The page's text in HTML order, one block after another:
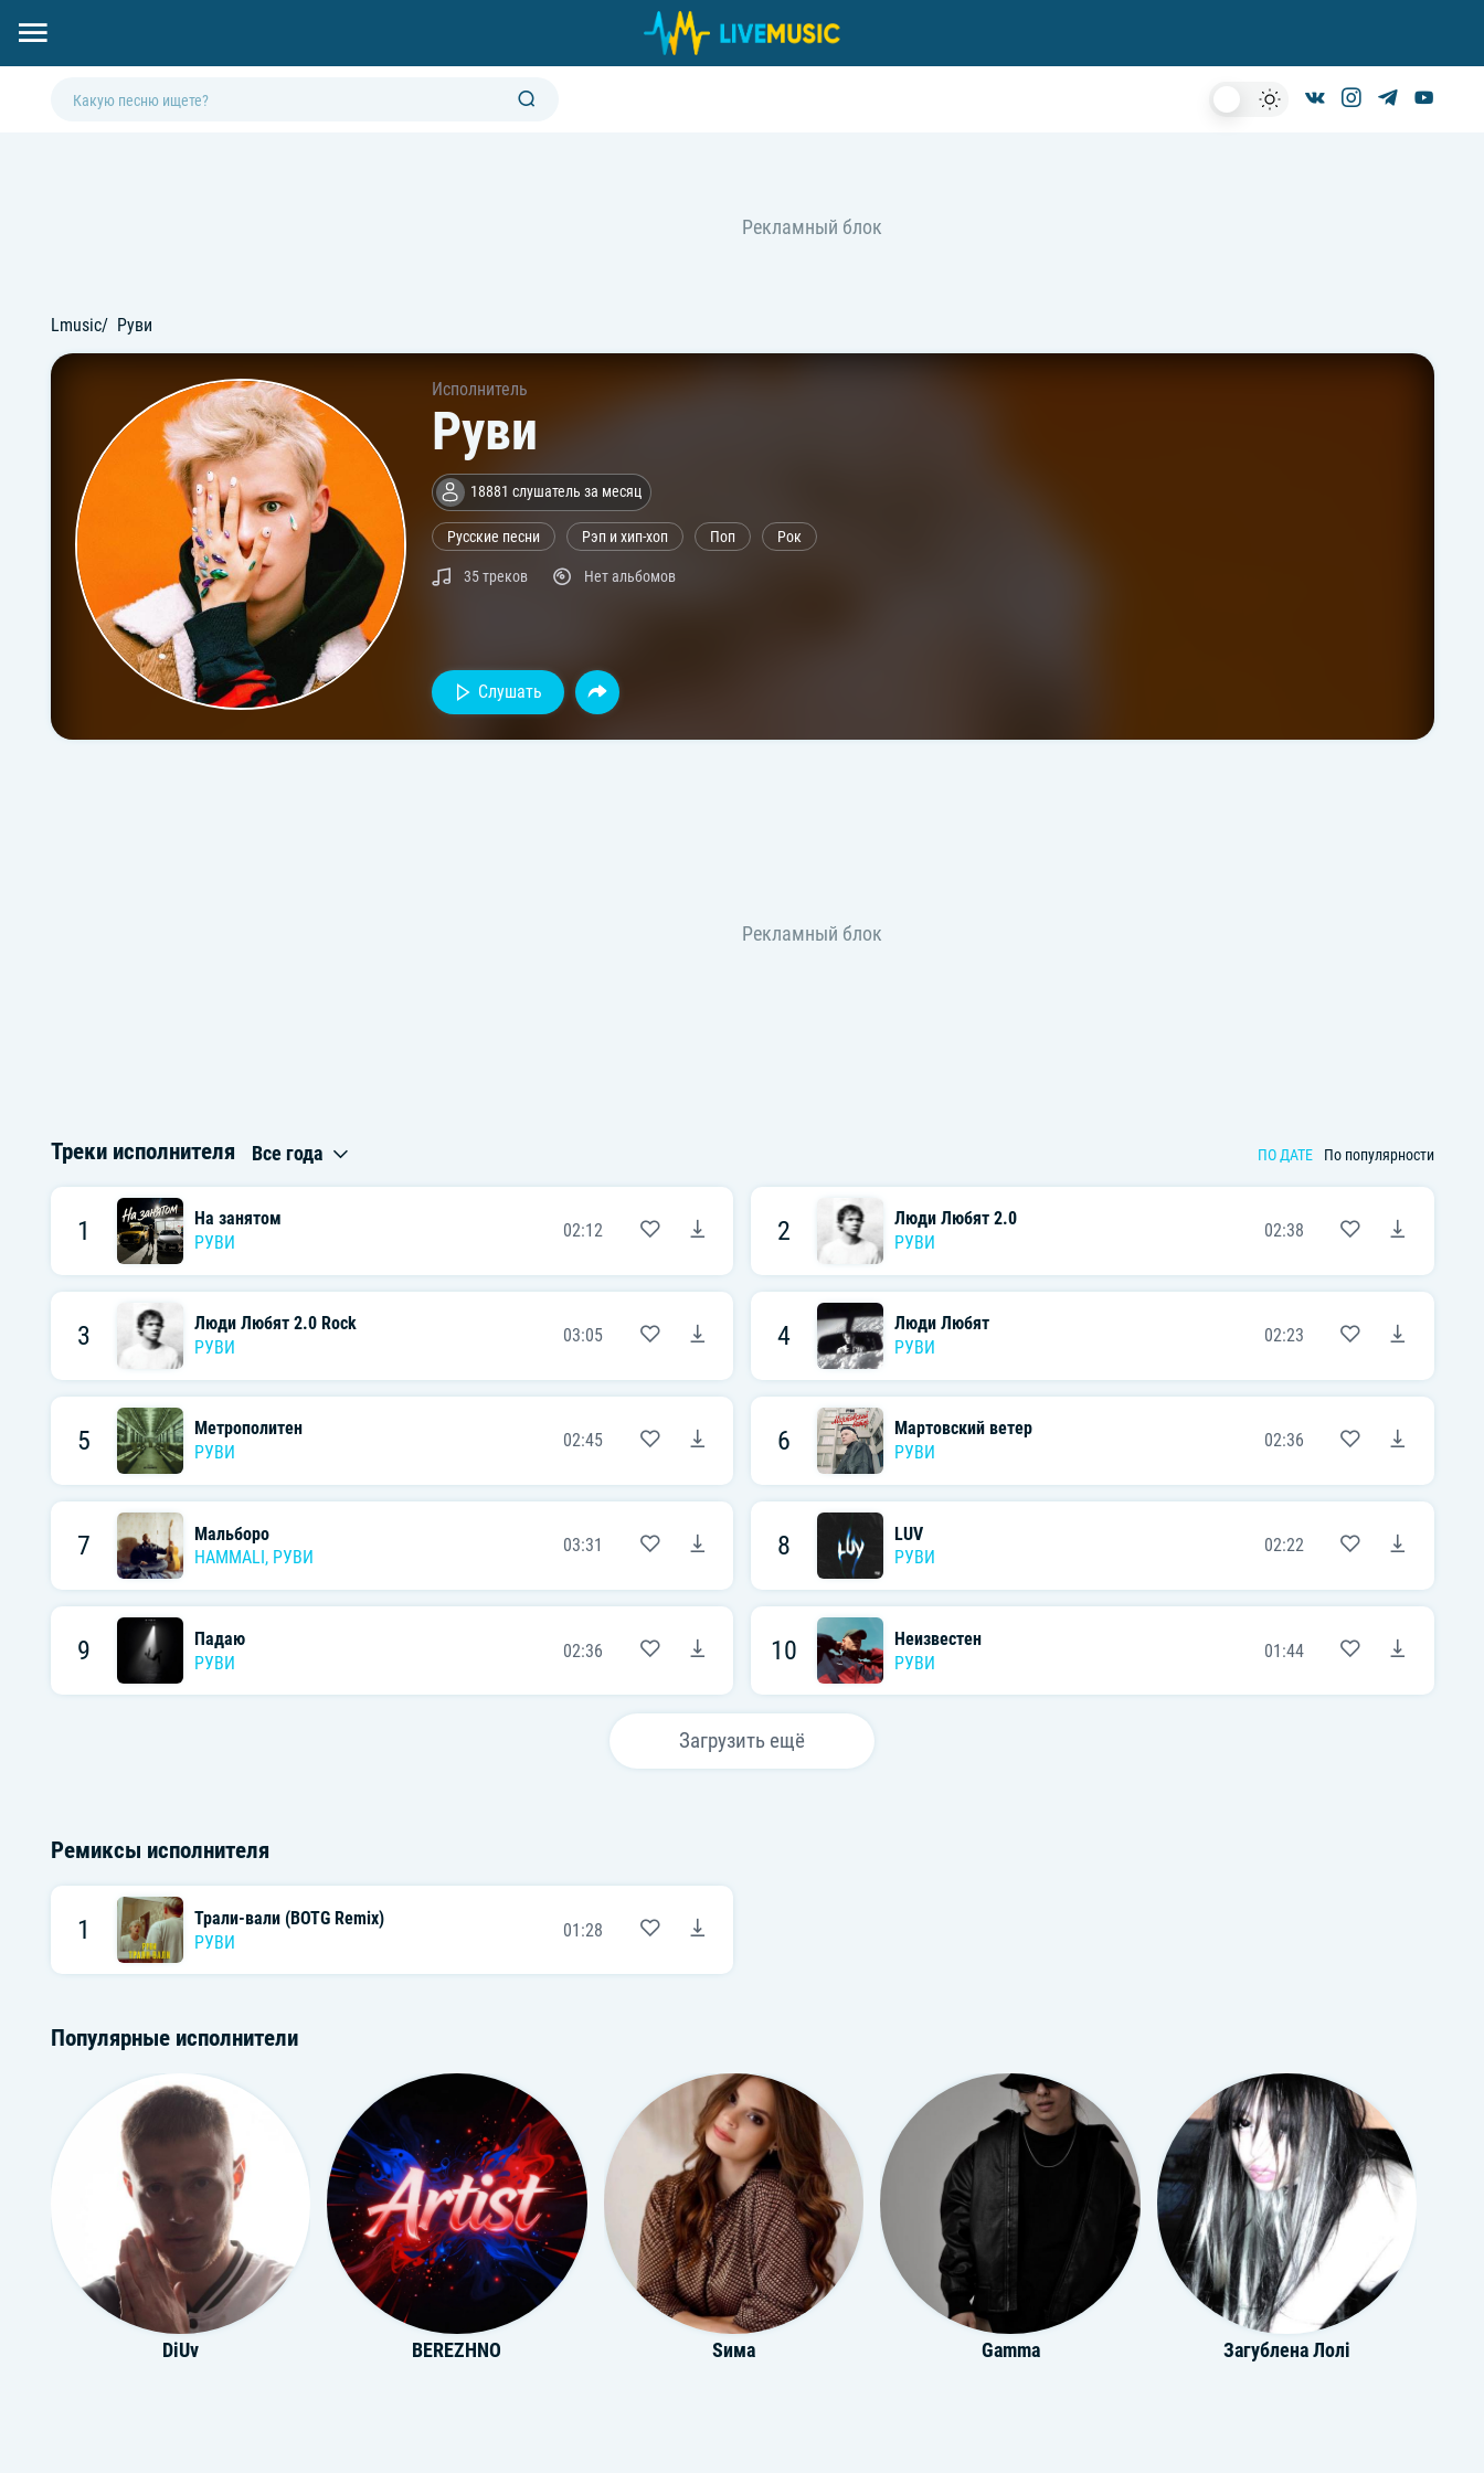
Lmusic Руви
Исполнитель
Руви
18881 слушатель за месяц
Русские песни Рэп и хип-хоп Поп Рок
35 треков Нет альбомов
Слушать
Треки исполнителя Все года ПО ДАТЕ По популярности
1
На занятом
РУВИ
02:12 2
Люди Любят 2.0
РУВИ
02:38
3
Люди Любят 2.0 Rock
РУВИ
03:05 4
Люди Любят
РУВИ
02:23
5
Метрополитен
РУВИ
02:45 6
Мартовский ветер
РУВИ
02:36
7
Мальборо
HAMMALI , РУВИ
03:31 8
LUV
РУВИ
02:22
9
Падаю
РУВИ
02:36 10
Неизвестен
РУВИ
01:44
Загрузить ещё
Ремиксы исполнителя
1
Трали-вали (BOTG Remix)
РУВИ
01:28
Популярные исполнители
DiUv BEREZHNO Sима Gamma Загублена Лолі